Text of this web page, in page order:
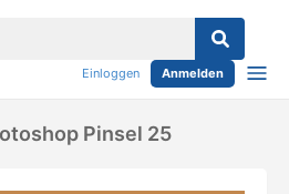
Einloggen Anmelden
Pinsel 25